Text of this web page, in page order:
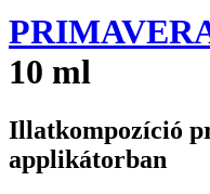
10 ml
Illatkompozíció
applikátorban